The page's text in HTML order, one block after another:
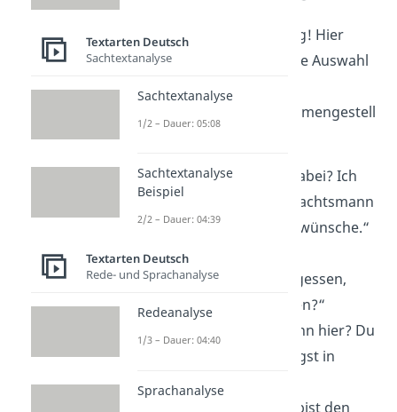
Das war erst der Anfang! Hier
haben wir dir eine große Auswahl
der besten schlechten
zusammengestell
„Hast du ein
dabei? Ich
möchte dem Weihnachtsmann
zeigen, was ich mir wünsche.“
„Ich habe meine
Handynummer
vergessen,
kann ich deine haben?“
„Was machst du denn hier? Du
müsstest schon längst in
meinem
„Bist du müde? Du bist den
Textarten Deutsch
Sachtextanalyse
Sachtextanalyse
1/2 – Dauer: 05:08
Sachtextanalyse
Beispiel
2/2 – Dauer: 04:39
Textarten Deutsch
Rede- und Sprachanalyse
Redeanalyse
1/3 – Dauer: 04:40
Sprachanalyse